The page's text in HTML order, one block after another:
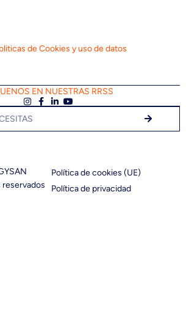
de Cookies y uso de datos
EN NUESTRAS RRSS
reservados
Política de cookies (UE)
Política de privacidad